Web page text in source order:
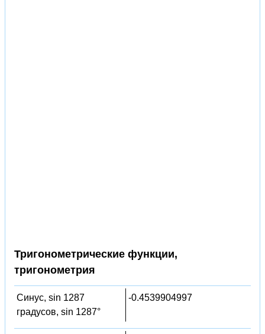
Тригонометрические функции,
тригонометрия
Синус, sin 1287
градусов, sin 1287°
-0.4539904997